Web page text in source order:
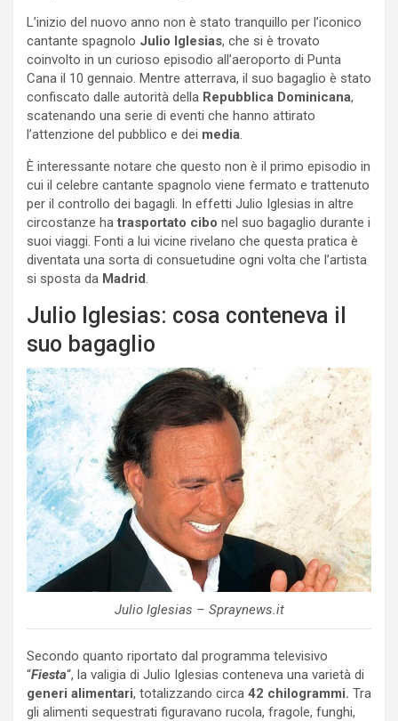
L’inizio del nuovo anno non è stato tranquillo per l’iconico
cantante spagnolo Julio Iglesias, che si è trovato
coinvolto in un curioso episodio all’aeroporto di Punta
Cana il 10 gennaio. Mentre atterrava, il suo bagaglio è stato
confiscato dalle autorità della Repubblica Dominicana,
scatenando una serie di eventi che hanno attirato
l’attenzione del pubblico e dei media.
È interessante notare che questo non è il primo episodio in
cui il celebre cantante spagnolo viene fermato e trattenuto
per il controllo dei bagagli. In effetti Julio Iglesias in altre
circostanze hatrasportato cibo nel suo bagaglio durante i
suoi viaggi. Fonti a lui vicine rivelano che questa pratica è
diventata una sorta di consuetudine ogni volta che l’artista
si sposta da Madrid.
Julio Iglesias: cosa conteneva il
suo bagaglio
Julio Iglesias – Spraynews.it
Secondo quanto riportato dal programma televisivo
“Fiesta“, la valigia di Julio Iglesias conteneva una varietà di
generi alimentari, totalizzando circa 42 chilogrammi. Tra
gli alimenti sequestrati figuravano rucola, fragole, funghi,